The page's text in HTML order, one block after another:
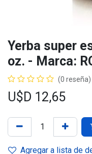
Yerba super
oz. - Marca:
(0 reseña)
U$D 12,65
Agregar a lista de